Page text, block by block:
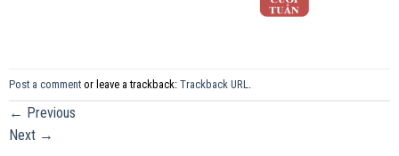
Post a comment or leave a trackback: Trackback URL
← Previous
Next →